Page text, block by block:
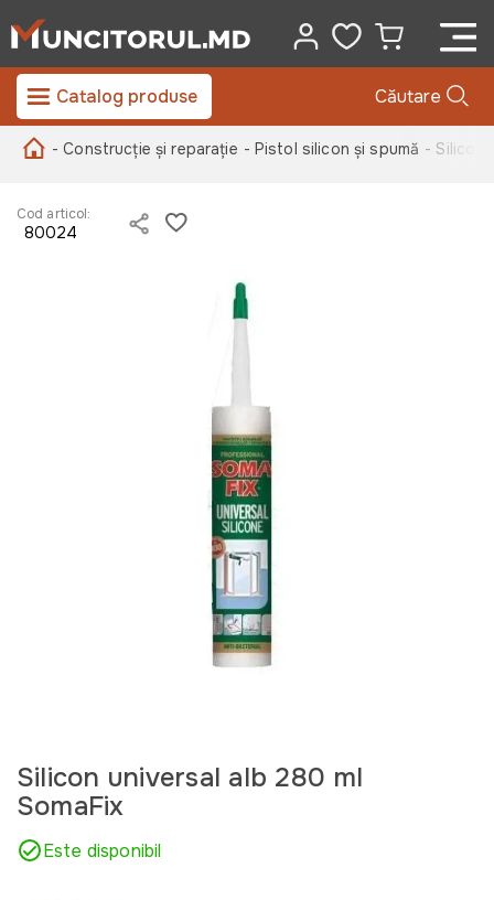
Catalog produse Căutare
- Construcție și reparație - Pistol silicon și spumă - Silicon
Cod articol:
80024
Silicon universal alb 280 ml
SomaFix
Este disponibil